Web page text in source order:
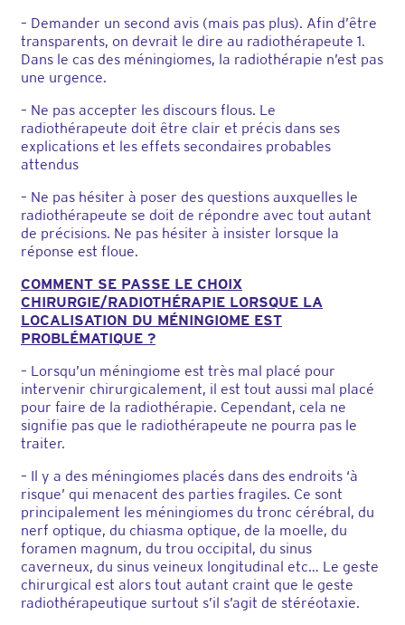
– Demander un second avis (mais pas plus). Afin d’être
transparents, on devrait le dire au radiothérapeute 1.
Dans le cas des méningiomes, la radiothérapie n’est pas
une urgence.
– Ne pas accepter les discours flous. Le
radiothérapeute doit être clair et précis dans ses
explications et les effets secondaires probables
attendus
– Ne pas hésiter à poser des questions auxquelles le
radiothérapeute se doit de répondre avec tout autant
de précisions. Ne pas hésiter à insister lorsque la
réponse est floue.
COMMENT SE PASSE LE CHOIX
CHIRURGIE/RADIOTHÉRAPIE LORSQUE LA
LOCALISATION DU MÉNINGIOME EST
PROBLÉMATIQUE ?
– Lorsqu’un méningiome est très mal placé pour
intervenir chirurgicalement, il est tout aussi mal placé
pour faire de la radiothérapie. Cependant, cela ne
signifie pas que le radiothérapeute ne pourra pas le
traiter.
– Il y a des méningiomes placés dans des endroits ‘à
risque’ qui menacent des parties fragiles. Ce sont
principalement les méningiomes du tronc cérébral, du
nerf optique, du chiasma optique, de la moelle, du
foramen magnum, du trou occipital, du sinus
caverneux, du sinus veineux longitudinal etc… Le geste
chirurgical est alors tout autant craint que le geste
radiothérapeutique surtout s’il s’agit de stéréotaxie.